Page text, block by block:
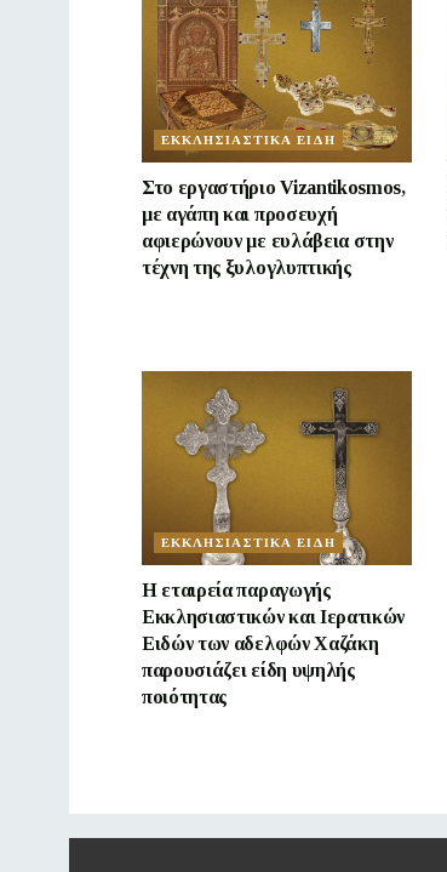
ΕΚΚΛΗΣΙΑΣΤΙΚΑ ΕΙΔΗ
Στο εργαστήριο Vizantikosmos,
με αγάπη και προσευχή
αφιερώνουν με ευλάβεια στην
τέχνη της ξυλογλυπτικής
ΕΚΚΛΗΣΙΑΣΤΙΚΑ ΕΙΔΗ
Η εταιρεία παραγωγής
Εκκλησιαστικών και Ιερατικών
Ειδών των αδελφών Χαζάκη
παρουσιάζει είδη υψηλής
ποιότητας